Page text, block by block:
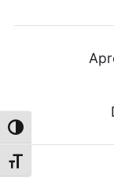
Toggle High
Toggle Font size